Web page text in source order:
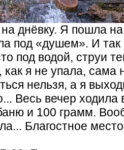
днёвку. Я пошла на
под «душем». И
под водой, струи
как я не упала, сама
нельзя, а я
Весь вечер ходила
и 100 грамм.
Благостное